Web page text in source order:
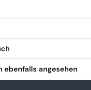
ebenfalls angesehen